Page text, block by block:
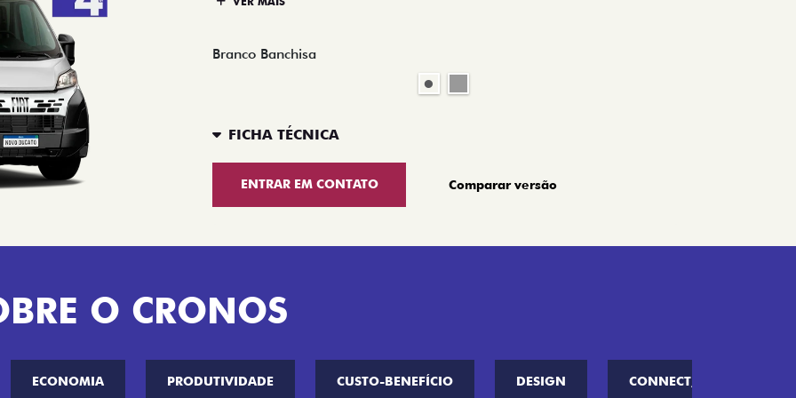
Branco Banchisa
FICHA TÉCNICA
ENTRAR EM CONTATO Comparar versão
O CRONOS
ECONOMIA PRODUTIVIDADE CUSTO-BENEFÍCIO DESIGN CONNECT////ME